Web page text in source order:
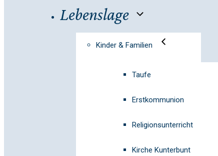
Lebenslage
Kinder & Familien
Taufe
Erstkommunion
Religionsunterricht
Kirche Kunterbunt